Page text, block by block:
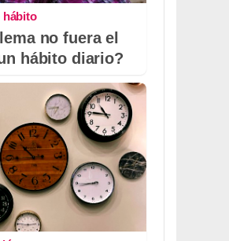
hábito
no fuera el
hábito diario?